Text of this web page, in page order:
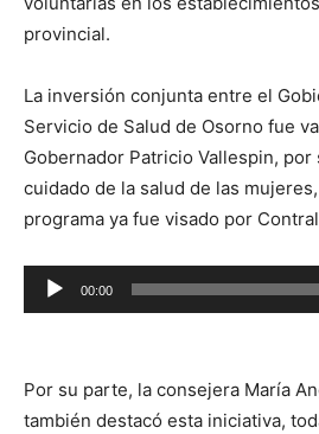
provincial.
La inversión conjunta entre el
Servicio de Salud de Osorno fue
Gobernador Patricio Vallespin,
cuidado de la salud de las
programa ya fue visado por
Reproductor
de
00:00
Por su parte, la consejera María
también destacó esta iniciativa,